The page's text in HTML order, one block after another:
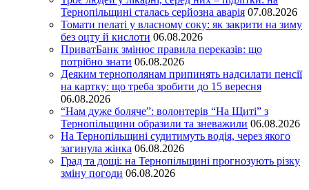
Тернопільщині сталась серйозна аварія 07.08.2026
Томати пелаті у власному соку: як закрити на зиму
без оцту й кислоти 06.08.2026
ПриватБанк змінює правила переказів: що
потрібно знати 06.08.2026
Деяким тернополянам припинять надсилати пенсії
на картку: що треба зробити до 15 вересня
06.08.2026
“Нам дуже боляче”: волонтерів “На Щиті” з
Тернопільщини образили та зневажили 06.08.2026
На Тернопільщині судитимуть водія, через якого
загинула жінка 06.08.2026
Град та дощі: на Тернопільщині прогнозують різку
зміну погоди 06.08.2026